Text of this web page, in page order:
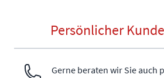
Persönlicher
Gerne beraten wir Sie auch